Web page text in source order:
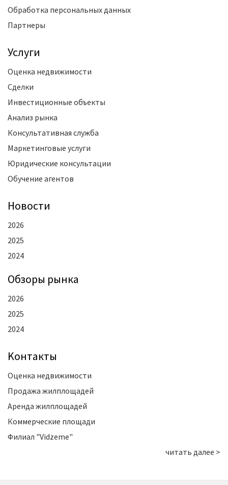
Обработка персональных данных
Партнеры
Услуги
Оценка недвижимости
Сделки
Инвестиционные объекты
Анализ рынка
Консультативная служба
Маркетинговые услуги
Юридические консультации
Обучение агентов
Новости
2026
2025
2024
Oбзоры рынка
2026
2025
2024
Kонтакты
Оценка недвижимости
Продажа жилплощадей
Аренда жилплощадей
Коммерческие площади
Филиал "Vidzeme"
читать далее >